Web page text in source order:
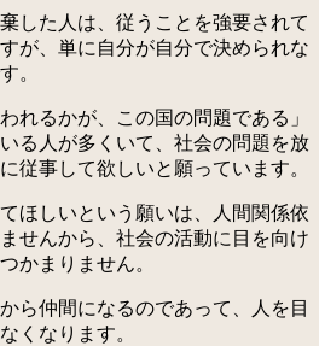
した人は、従うことを強要されて
が、単に自分が自分で決められな
。
れるかが、この国の問題である」
る人が多くいて、社会の問題を放
従事して欲しいと願っています。
ほしいという願いは、人間関係依
せんから、社会の活動に目を向け
かまりません。
ら仲間になるのであって、人を目
くなります。